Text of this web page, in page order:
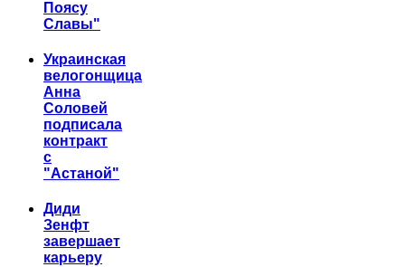
Поясу
Славы"
Украинская
велогонщица
Анна
Соловей
подписала
контракт
с
"Астаной"
Диди
Зенфт
завершает
карьеру